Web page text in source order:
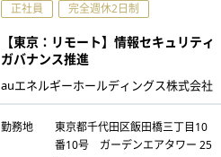
正社員 完全週休2日制
【東京：リモート】情報セキュリティ
ガバナンス推進
auエネルギーホールディングス株式会社
勤務地
東京都千代田区飯田橋三丁目10
番10号 ガーデンエアタワー 25